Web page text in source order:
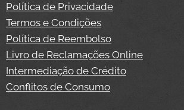
Política de Privacidade
Termos e Condições
Política de Reembolso
Livro de Reclamações Online
Intermediação de Crédito
Conflitos de Consumo